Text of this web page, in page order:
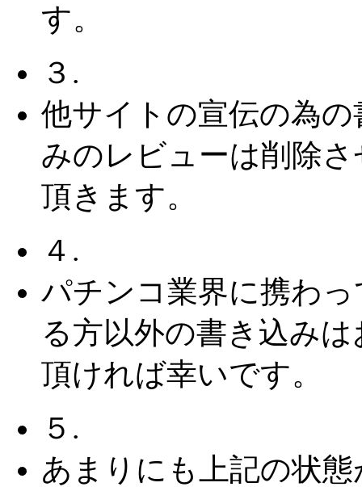
す。
３.
他サイトの宣伝の為の
みのレビューは削除さ
頂きます。
４.
パチンコ業界に携わっ
る方以外の書き込みは
頂ければ幸いです。
５.
あまりにも上記の状態